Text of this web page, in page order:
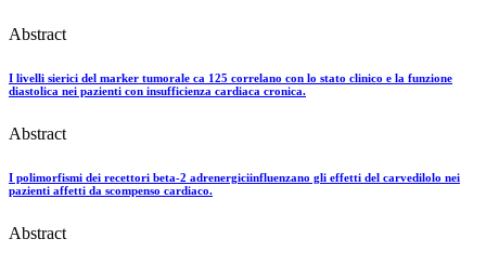
Abstract
I livelli sierici del marker tumorale ca 125 correlano con lo stato clinico e la funzione
diastolica nei pazienti con insufficienza cardiaca cronica.
Abstract
I polimorfismi dei recettori beta-2 adrenergiciinfluenzano gli effetti del carvedilolo nei
pazienti affetti da scompenso cardiaco.
Abstract